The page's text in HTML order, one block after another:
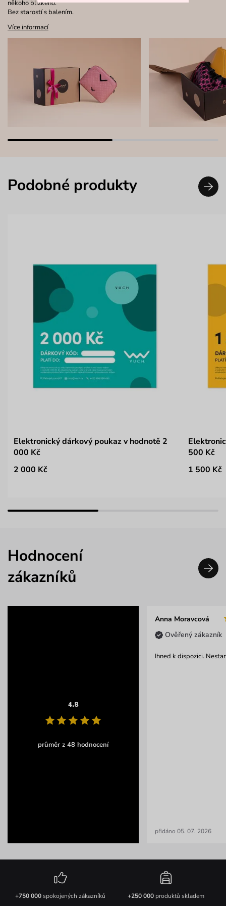
někoho blízkého.
Bez starostí s balením.
Více informací
Podobné produkty
Elektronický dárkový poukaz v hodnotě 2
000 Kč
2 000 Kč
500 Kč
1 500 Kč
Hodnocení
zákazníků
4.8
průměr z 48 hodnocení
Anna Moravcová
Ověřený zákazník
Ihned k dispozici.
přidáno 05. 07. 2026
+750 000spokojených zákazníků +250 000produktů skladem